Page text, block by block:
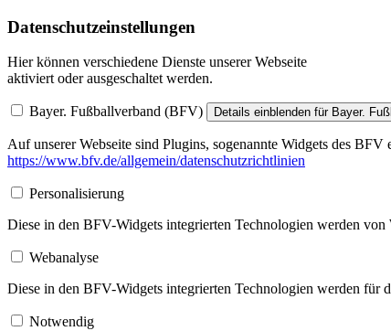
Datenschutzeinstellungen
Hier können verschiedene Dienste unserer Webseite
aktiviert oder ausgeschaltet werden.
Bayer. Fußballverband (BFV) Details einblenden für Bayer.
Auf unserer Webseite sind Plugins, sogenannte Widgets des
https://www.bfv.de/allgemein/datenschutzrichtlinien
Personalisierung
Diese in den BFV-Widgets integrierten Technologien werden
Webanalyse
Diese in den BFV-Widgets integrierten Technologien werden für
Notwendig